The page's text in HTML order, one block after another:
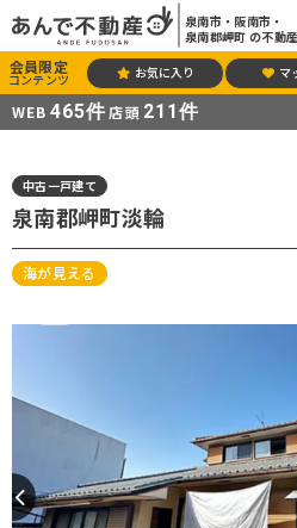
泉南市・阪南市・
泉南郡岬町 の不動
会員限定
コンテンツ お気に入り マ
WEB 465件 店頭 211件
中古一戸建て
泉南郡岬町淡輪
海が見える